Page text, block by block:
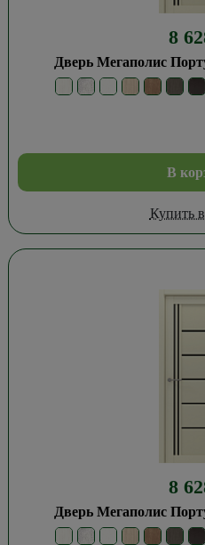
8
Дверь Мегаполис
В
Купить
8
Дверь Мегаполис